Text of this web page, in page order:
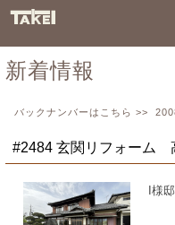
新着情報
バックナンバーはこちら >>
#2484 玄関リフォーム
I様